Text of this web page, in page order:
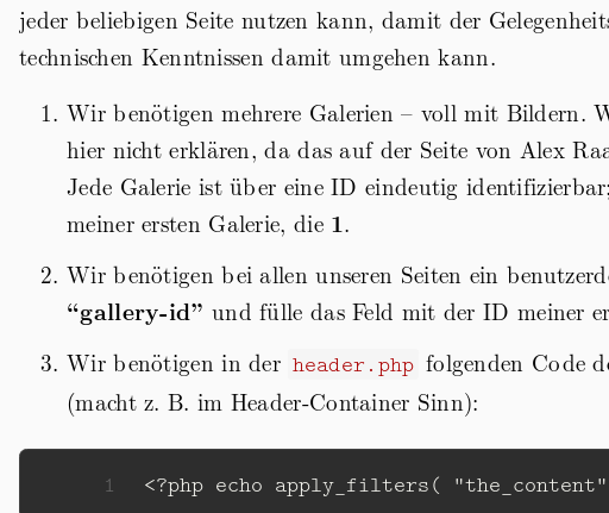
jeder beliebigen Seite nutzen kann, damit der
technischen Kenntnissen damit umgehen kann.
Wir benötigen mehrere Galerien – voll mit Bildern.
hier nicht erklären, da das auf der Seite von Alex
Jede Galerie ist über eine ID eindeutig
meiner ersten Galerie, die 1.
Wir benötigen bei allen unseren Seiten ein
“gallery-id” und fülle das Feld mit der ID meiner
Wir benötigen in der header.php folgenden Code
(macht z. B. im Header-Container Sinn):
1 <?php echo apply_filters( "the_content"